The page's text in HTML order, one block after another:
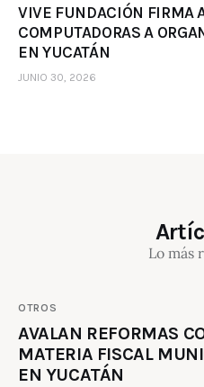
VIVE FUNDACIÓN FIRMA
COMPUTADORAS A
EN YUCATÁN
JUNIO 30, 2026
Lo más
OTROS
AVALAN REFORMAS
MATERIA FISCAL
EN YUCATÁN